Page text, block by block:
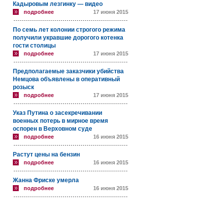
Кадыровым лезгинку — видео
подробнее 17 июня 2015
По семь лет колонии строгого режима
получили укравшие дорогого котенка
гости столицы
подробнее 17 июня 2015
Предполагаемые заказчики убийства
Немцова объявлены в оперативный
розыск
подробнее 17 июня 2015
Указ Путина о засекречивании
военных потерь в мирное время
оспорен в Верховном суде
подробнее 16 июня 2015
Растут цены на бензин
подробнее 16 июня 2015
Жанна Фриске умерла
подробнее 16 июня 2015